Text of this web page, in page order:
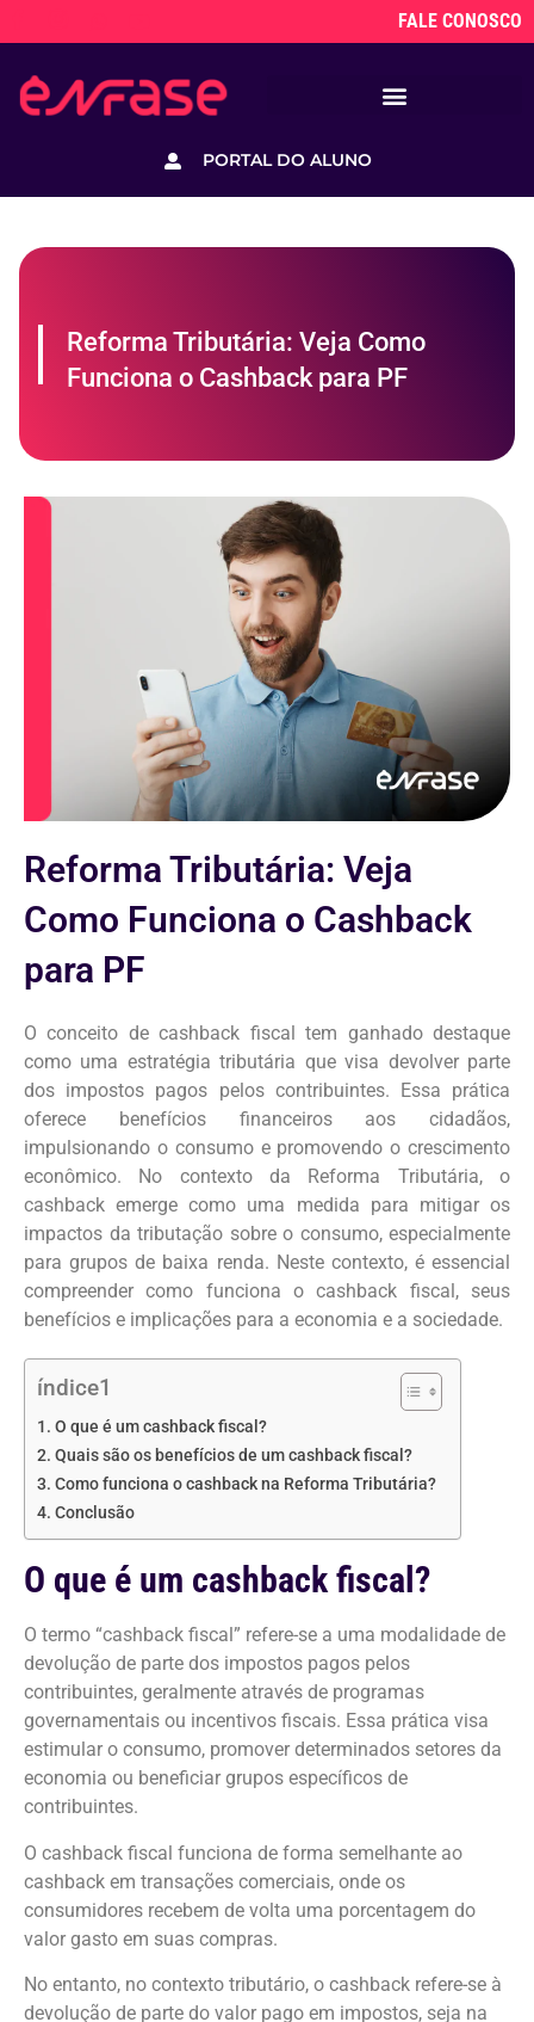
FALE CONOSCO
PORTAL DO ALUNO
Reforma Tributária: Veja Como
Funciona o Cashback para PF
Reforma Tributária: Veja
Como Funciona o Cashback
para PF
O conceito de cashback fiscal tem ganhado destaque
como uma estratégia tributária que visa devolver parte
dos impostos pagos pelos contribuintes. Essa prática
oferece benefícios financeiros aos cidadãos,
impulsionando o consumo e promovendo o crescimento
econômico. No contexto da Reforma Tributária, o
cashback emerge como uma medida para mitigar os
impactos da tributação sobre o consumo, especialmente
para grupos de baixa renda. Neste contexto, é essencial
compreender como funciona o cashback fiscal, seus
benefícios e implicações para a economia e a sociedade.
índice1
O que é um cashback fiscal?
Quais são os benefícios de um cashback fiscal?
Como funciona o cashback na Reforma Tributária?
Conclusão
O que é um cashback fiscal?
O termo “cashback fiscal” refere-se a uma modalidade de
devolução de parte dos impostos pagos pelos
contribuintes, geralmente através de programas
governamentais ou incentivos fiscais. Essa prática visa
estimular o consumo, promover determinados setores da
economia ou beneficiar grupos específicos de
contribuintes.
O cashback fiscal funciona de forma semelhante ao
cashback em transações comerciais, onde os
consumidores recebem de volta uma porcentagem do
valor gasto em suas compras.
No entanto, no contexto tributário, o cashback refere-se à
devolução de parte do valor pago em impostos, seja na